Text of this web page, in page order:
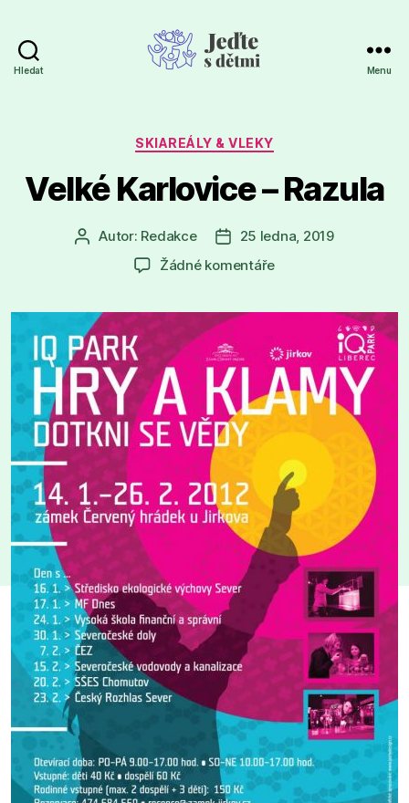
Hledat Menu
Rubriky
SKIAREÁLY & VLEKY
Velké Karlovice – Razula
Autor
příspěvku
Autor: Redakce
Datum
příspěvku
25 ledna, 2019
Žádné komentářeu
Velké
Karlovice
–
Razula